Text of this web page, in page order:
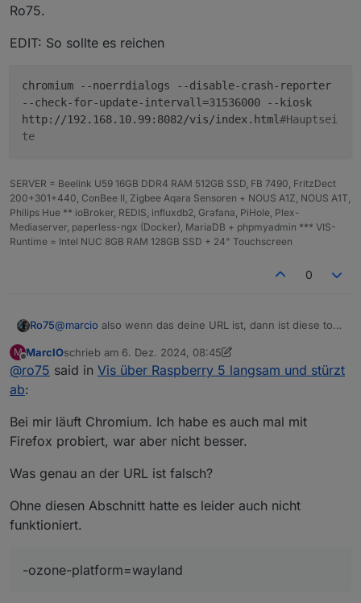
Ro75.
EDIT: So sollte es reichen
chromium --noerrdialogs --disable-crash-reporter
--check-for-update-intervall=31536000 --kiosk
http://192.168.10.99:8082/vis/index.html#Hauptsei
te
SERVER = Beelink U59 16GB DDR4 RAM 512GB SSD, FB 7490, FritzDect
200+301+440, ConBee II, Zigbee Aqara Sensoren + NOUS A1Z, NOUS A1T,
Philips Hue ** ioBroker, REDIS, influxdb2, Grafana, PiHole, Plex-
Mediaserver, paperless-ngx (Docker), MariaDB + phpmyadmin *** VIS-
Runtime = Intel NUC 8GB RAM 128GB SSD + 24" Touchscreen
0
Ro75@marcio also wenn das deine URL ist, dann ist diese total
Deine lokale IP brauchst du nicht XXX !
@marciosagte inVis über Raspberry 5 langsam und
stürzt ab :
Da bekomme ich Fragezeichen. Also wenn du kein
@marcio sagte in Vis über Raspberry 5 langsam und
M
Offline
MarcIOschrieb am 6. Dez. 2024, 08:45
zuletzt editiert von MarcIO12. Juni 2024, 11:49
@ro75 said in Vis über Raspberry 5 langsam und stürzt
ab:
Bei mir läuft Chromium. Ich habe es auch mal mit
Firefox probiert, war aber nicht besser.
Was genau an der URL ist falsch?
Ohne diesen Abschnitt hatte es leider auch nicht
funktioniert.
-ozone-platform=wayland